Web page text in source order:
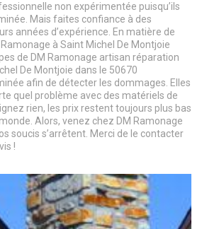
non expérimentée puisqu’ils
Mais faites confiance à des
années d’expérience. En matière de
à Saint Michel De Montjoie
de DM Ramonage artisan réparation
De Montjoie dans le 50670
afin de détecter les dommages. Elles
quel problème avec des matériels de
rien, les prix restent toujours plus bas
Alors, venez chez DM Ramonage
soucis s’arrêtent. Merci de le contacter
!